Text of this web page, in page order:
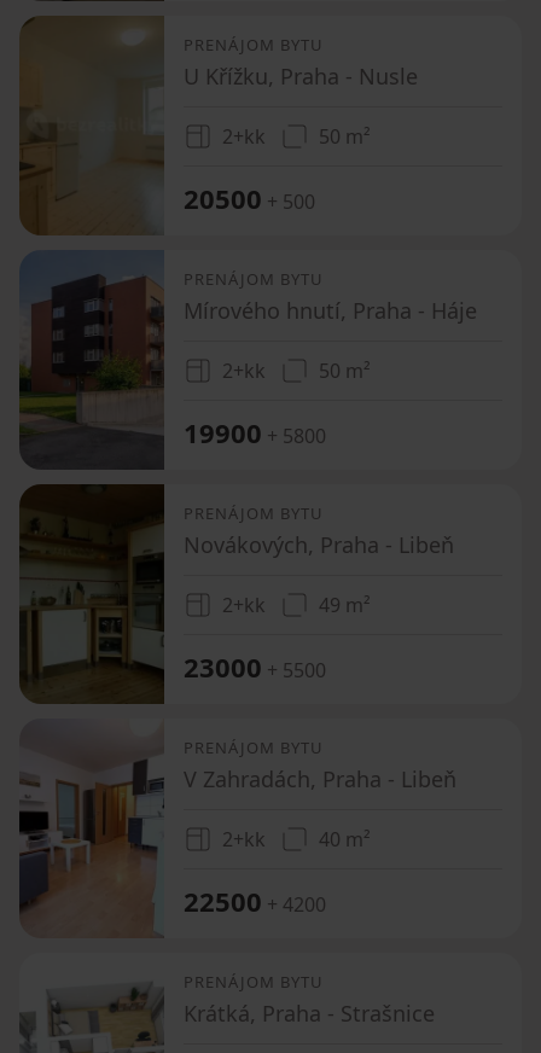
PRENÁJOM BYTU
U Křížku, Praha - Nusle
2+kk 50 m²
20500 + 500
PRENÁJOM BYTU
Mírového hnutí, Praha - Háje
2+kk 50 m²
19900 + 5800
PRENÁJOM BYTU
Novákových, Praha - Libeň
2+kk 49 m²
23000 + 5500
PRENÁJOM BYTU
V Zahradách, Praha - Libeň
2+kk 40 m²
22500 + 4200
PRENÁJOM BYTU
Krátká, Praha - Strašnice